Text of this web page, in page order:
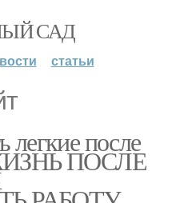
САД
статьи
легкие после
ПОСЛЕ